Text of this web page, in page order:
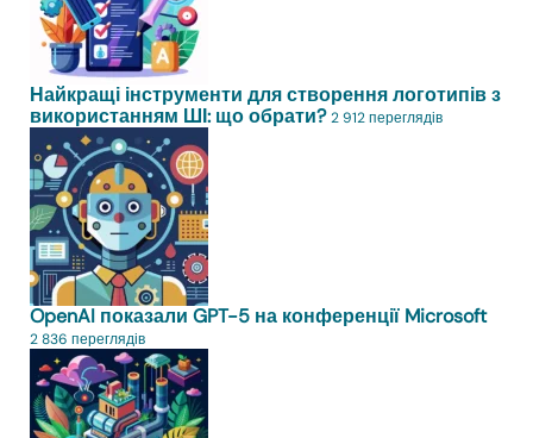
Найкращі інструменти для створення логотипів з
використанням ШІ: що обрати? 2 912 переглядів
OpenAI показали GPT-5 на конференції Microsoft
2 836 переглядів